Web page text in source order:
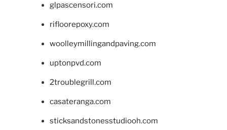
glpascensori.com
rifloorepoxy.com
woolleymillingandpaving.com
uptonpvd.com
2troublegrill.com
casateranga.com
sticksandstonesstudiooh.com